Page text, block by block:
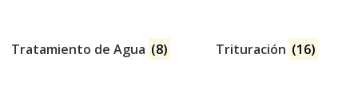
Tratamiento de Agua (8) Trituración (16)